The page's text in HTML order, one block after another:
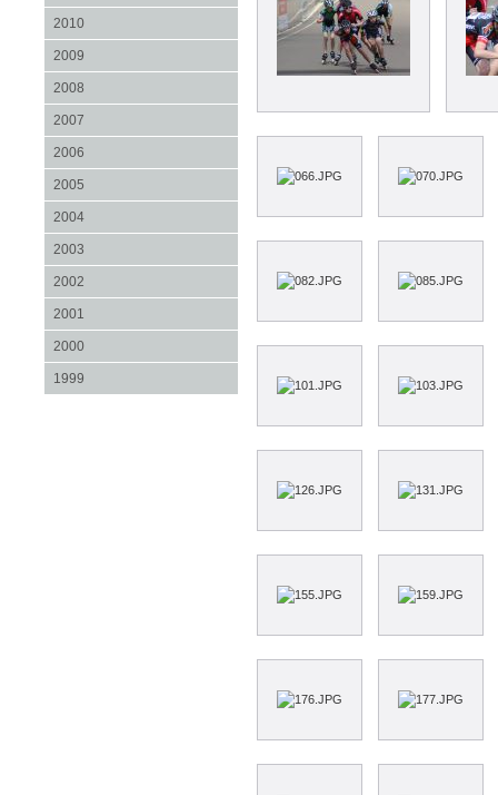
2010
2009
2008
2007
2006
2005
2004
2003
2002
2001
2000
1999